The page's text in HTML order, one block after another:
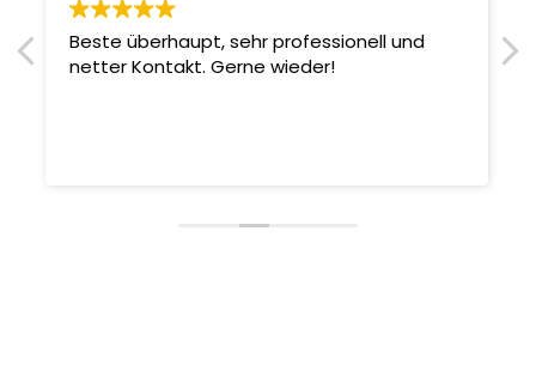
Beste überhaupt, sehr professionell und
netter Kontakt. Gerne wieder!